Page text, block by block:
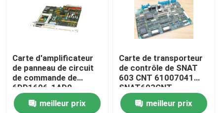
Écran tactile de HMI
Contrôleur programmable de logique de PLC
Fan centrifuge industrielle
Carte d'amplificateur
de panneau de circuit
de commande de
6DD1606-1AD0
SIEMENS PT20M
32MHz meilleur prix
Carte de transporteur
de contrôle de SNAT
603 CNT 61007041
SNAT603CNT
57618078
meilleur prix